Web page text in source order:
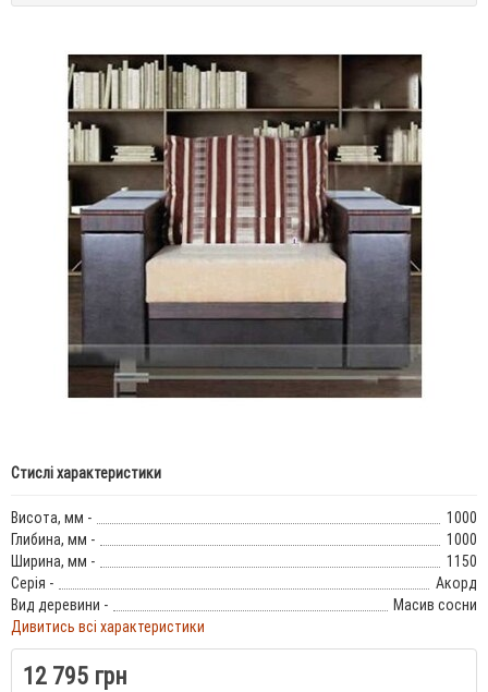
Стислі характеристики
Висота, мм -
1000
Глибина, мм -
1000
Ширина, мм -
1150
Серія -
Акорд
Вид деревини -
Масив сосни
Дивитись всі характеристики
12 795 грн